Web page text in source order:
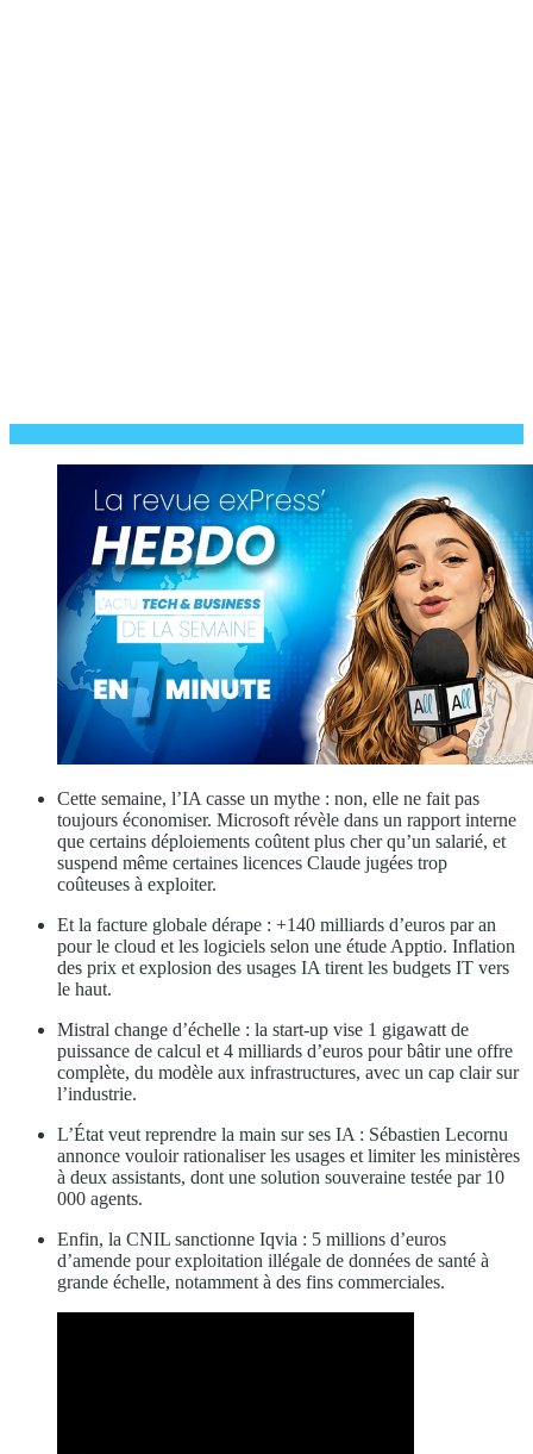
Cette semaine, l’IA casse un mythe : non, elle ne fait pas
toujours économiser. Microsoft révèle dans un rapport interne
que certains déploiements coûtent plus cher qu’un salarié, et
suspend même certaines licences Claude jugées trop
coûteuses à exploiter.
Et la facture globale dérape : +140 milliards d’euros par an
pour le cloud et les logiciels selon une étude Apptio. Inflation
des prix et explosion des usages IA tirent les budgets IT vers
le haut.
Mistral change d’échelle : la start-up vise 1 gigawatt de
puissance de calcul et 4 milliards d’euros pour bâtir une offre
complète, du modèle aux infrastructures, avec un cap clair sur
l’industrie.
L’État veut reprendre la main sur ses IA : Sébastien Lecornu
annonce vouloir rationaliser les usages et limiter les ministères
à deux assistants, dont une solution souveraine testée par 10
000 agents.
Enfin, la CNIL sanctionne Iqvia : 5 millions d’euros
d’amende pour exploitation illégale de données de santé à
grande échelle, notamment à des fins commerciales.